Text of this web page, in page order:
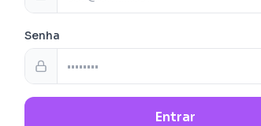
Senha
Entrar